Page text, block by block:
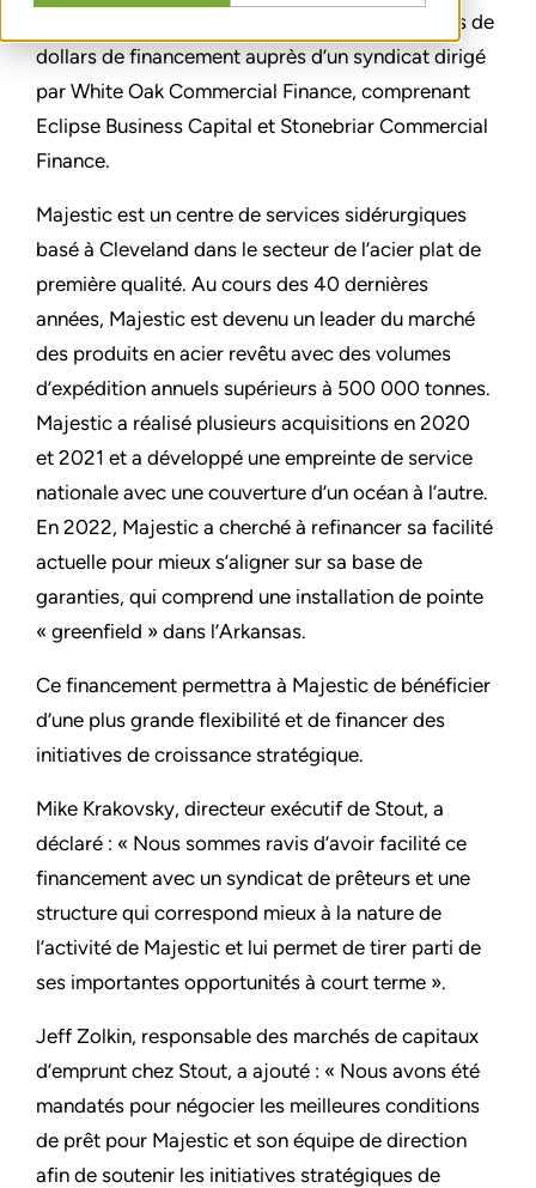
Inc. (« Majestic »), a réussi à lever 287,5 millions de
dollars de financement auprès d’un syndicat dirigé
par White Oak Commercial Finance, comprenant
Eclipse Business Capital et Stonebriar Commercial
Finance.
Majestic est un centre de services sidérurgiques
basé à Cleveland dans le secteur de l’acier plat de
première qualité. Au cours des 40 dernières
années, Majestic est devenu un leader du marché
des produits en acier revêtu avec des volumes
d’expédition annuels supérieurs à 500 000 tonnes.
Majestic a réalisé plusieurs acquisitions en 2020
et 2021 et a développé une empreinte de service
nationale avec une couverture d’un océan à l’autre.
En 2022, Majestic a cherché à refinancer sa facilité
actuelle pour mieux s’aligner sur sa base de
garanties, qui comprend une installation de pointe
« greenfield » dans l’Arkansas.
Ce financement permettra à Majestic de bénéficier
d’une plus grande flexibilité et de financer des
initiatives de croissance stratégique.
Mike Krakovsky, directeur exécutif de Stout, a
déclaré : « Nous sommes ravis d’avoir facilité ce
financement avec un syndicat de prêteurs et une
structure qui correspond mieux à la nature de
l’activité de Majestic et lui permet de tirer parti de
ses importantes opportunités à court terme ».
Jeff Zolkin, responsable des marchés de capitaux
d’emprunt chez Stout, a ajouté : « Nous avons été
mandatés pour négocier les meilleures conditions
de prêt pour Majestic et son équipe de direction
afin de soutenir les initiatives stratégiques de